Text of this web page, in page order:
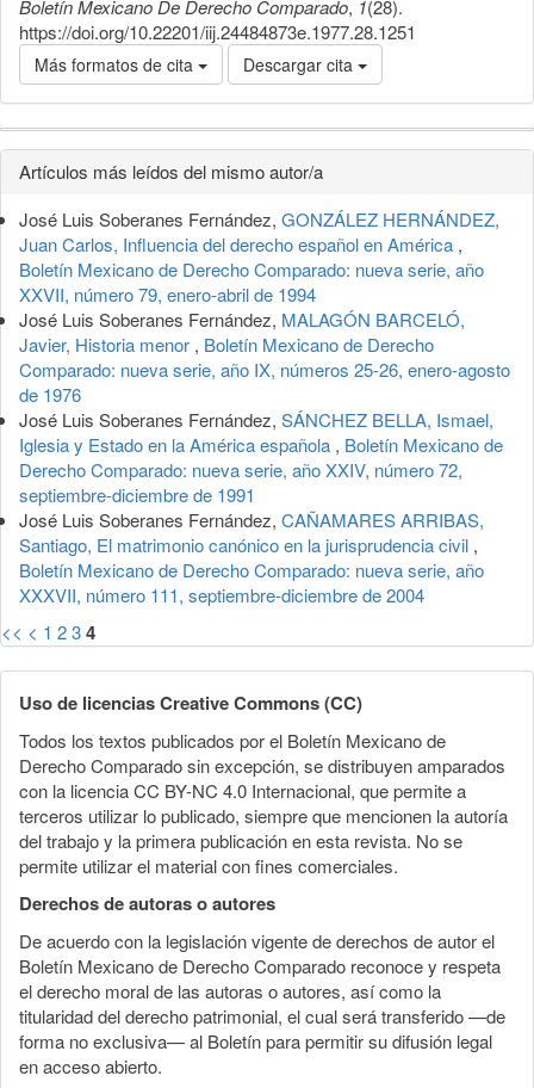
Boletín Mexicano De Derecho Comparado, 1(28).
https://doi.org/10.22201/iij.24484873e.1977.28.1251
Más formatos de cita Descargar cita
Detalles
del
artículo
Artículos más leídos del mismo autor/a
José Luis Soberanes Fernández, GONZÁLEZ HERNÁNDEZ,
Juan Carlos, Influencia del derecho español en América ,
Boletín Mexicano de Derecho Comparado: nueva serie, año
XXVII, número 79, enero-abril de 1994
José Luis Soberanes Fernández, MALAGÓN BARCELÓ,
Javier, Historia menor , Boletín Mexicano de Derecho
Comparado: nueva serie, año IX, números 25-26, enero-agosto
de 1976
José Luis Soberanes Fernández, SÁNCHEZ BELLA, Ismael,
Iglesia y Estado en la América española , Boletín Mexicano de
Derecho Comparado: nueva serie, año XXIV, número 72,
septiembre-diciembre de 1991
José Luis Soberanes Fernández, CAÑAMARES ARRIBAS,
Santiago, El matrimonio canónico en la jurisprudencia civil ,
Boletín Mexicano de Derecho Comparado: nueva serie, año
XXXVII, número 111, septiembre-diciembre de 2004
<< < 1 234
Uso de licencias Creative Commons (CC)
Todos los textos publicados por el Boletín Mexicano de
Derecho Comparado sin excepción, se distribuyen amparados
con la licencia CC BY-NC 4.0 Internacional, que permite a
terceros utilizar lo publicado, siempre que mencionen la autoría
del trabajo y la primera publicación en esta revista. No se
permite utilizar el material con fines comerciales.
Derechos de autoras o autores
De acuerdo con la legislación vigente de derechos de autor el
Boletín Mexicano de Derecho Comparado reconoce y respeta
el derecho moral de las autoras o autores, así como la
titularidad del derecho patrimonial, el cual será transferido —de
forma no exclusiva— al Boletín para permitir su difusión legal
en acceso abierto.